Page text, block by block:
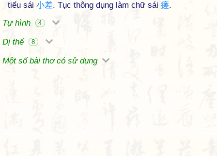
tiểu sái 小差. Tục thông dụng làm chữ sái 瘥.
Tự hình
4
Dị thể 8
Một số bài thơ có sử dụng